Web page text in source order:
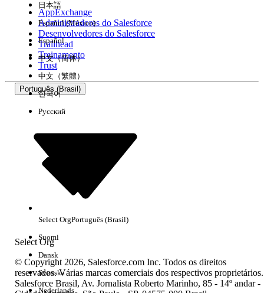
Experiência
Sem resultados
AppExchange
Administradores do Salesforce
Desenvolvedores do Salesforce
Trailhead
Treinamento
Trust
Português (Brasil)
Select Org
日本語
Español (México)
Español
中文（简体）
中文（繁體）
한국어
Русский
Select OrgPortuguês (Brasil)
Suomi
Dansk
Svenska
Nederlands
© Copyright 2026, Salesforce.com Inc. Todos os direitos
reservados. Várias marcas comerciais dos respectivos proprietários.
Salesforce Brasil, Av. Jornalista Roberto Marinho, 85 - 14º andar -